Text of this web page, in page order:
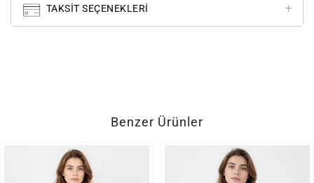
TAKSIT SEÇENEKLERI
Benzer Ürünler